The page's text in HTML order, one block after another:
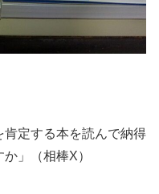
肯定する本を読んで納得
」（相棒X）